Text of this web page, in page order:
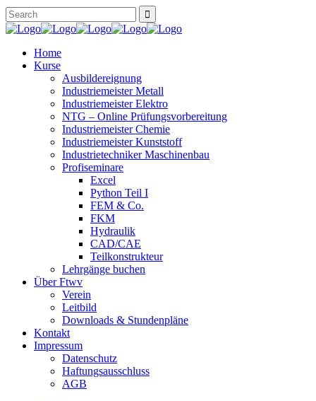
Home
Kurse
Ausbildereignung
Industriemeister Metall
Industriemeister Elektro
NTG – Online Prüfungsvorbereitung
Industriemeister Chemie
Industriemeister Kunststoff
Industrietechniker Maschinenbau
Profiseminare
Excel
Python Teil I
FEM & Co.
FKM
Hydraulik
CAD/CAE
Teilkonstrukteur
Lehrgänge buchen
Über Ftwv
Verein
Leitbild
Downloads & Stundenpläne
Kontakt
Impressum
Datenschutz
Haftungsausschluss
AGB